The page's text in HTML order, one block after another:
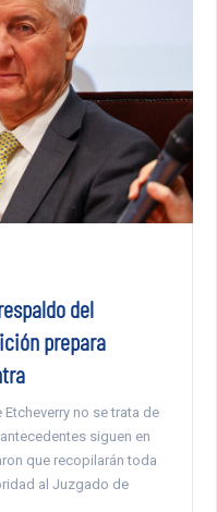
del
prepara
no se trata de
siguen en
que recopilarán toda
al Juzgado de